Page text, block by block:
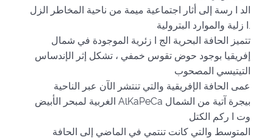
الد ا رسة إلى أثار اجتماعية ميمة من ناحية المخاطر الزل
ا زلية والموارد البترولية.
تتميز الحافة البحرية الج ا زئرية الموجودة في شمال
إفريقيا بوجود حوض تقوس خمفي ، تشكل إثر الإندساس
التيتيسي المصحوب
عمى الحافة الإفريقية والتي تنتشر الآن عبر الناحية
الغربية لمبحر الأبيض AlKaPeCa بيجرة آتية من الشمال
وت ا ركم الكتل
المتوسط والتي كانت تنتمي في الماضي إلى الحافة